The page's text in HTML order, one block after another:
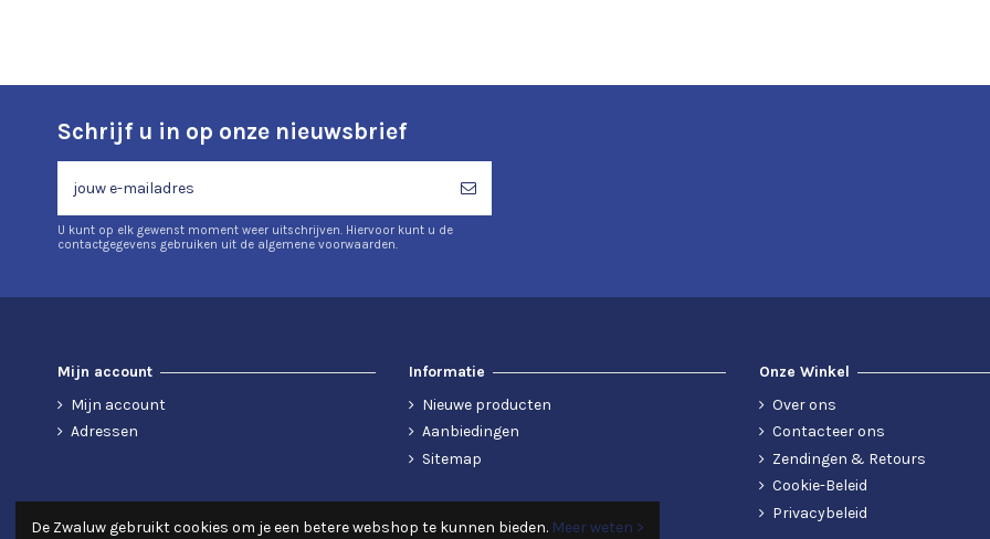
Schrijf u in op onze nieuwsbrief
U kunt op elk gewenst moment weer uitschrijven. Hiervoor kunt u de
contactgegevens gebruiken uit de algemene voorwaarden.
Mijn account
Mijn account
Adressen
Informatie
Nieuwe producten
Aanbiedingen
Sitemap
Onze Winkel
Over ons
Contacteer ons
Zendingen & Retours
Cookie-Beleid
Privacybeleid
De Zwaluw gebruikt cookies om je een betere webshop te kunnen bieden. Meer weten >